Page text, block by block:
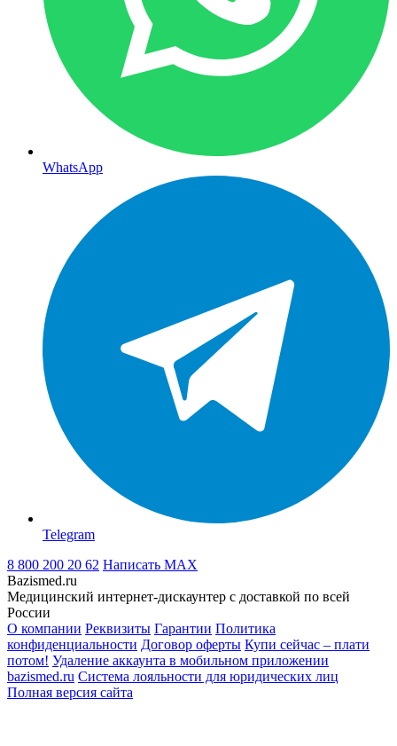
WhatsApp
Telegram
8 800 200 20 62 Написать MAX
Bazismed.ru
Медицинский интернет-дискаунтер с доставкой по всей
России
О компании Реквизиты Гарантии Политика
конфиденциальности Договор оферты Купи сейчас – плати
потом! Удаление аккаунта в мобильном приложении
bazismed.ru Система лояльности для юридических лиц
Полная версия сайта